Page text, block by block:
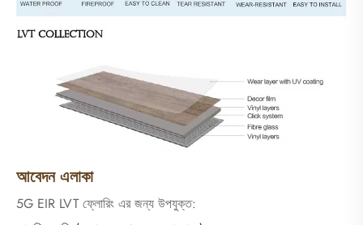
আবেদন এলাকা
5G EIR LVT ফ্লোরিং এর জন্য উপযুক্ত: